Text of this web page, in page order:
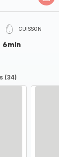
CUISSON
6min
(34)